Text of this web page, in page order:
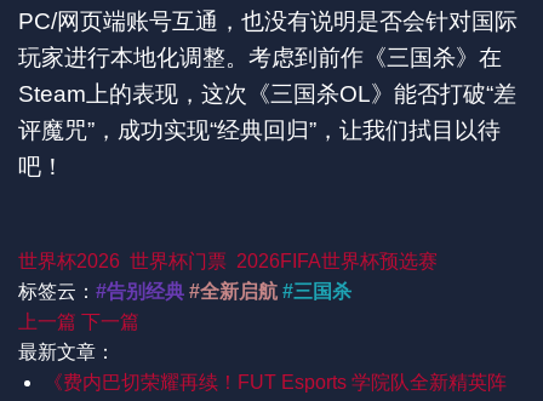
PC/网页端账号互通，也没有说明是否会针对国际
玩家进行本地化调整。考虑到前作《三国杀》在
Steam上的表现，这次《三国杀OL》能否打破“差
评魔咒”，成功实现“经典回归”，让我们拭目以待
吧！
世界杯2026 世界杯门票 2026FIFA世界杯预选赛
标签云： #告别经典 #全新启航 #三国杀
上一篇 下一篇
最新文章：
《费内巴切荣耀再续！FUT Esports 学院队全新精英阵